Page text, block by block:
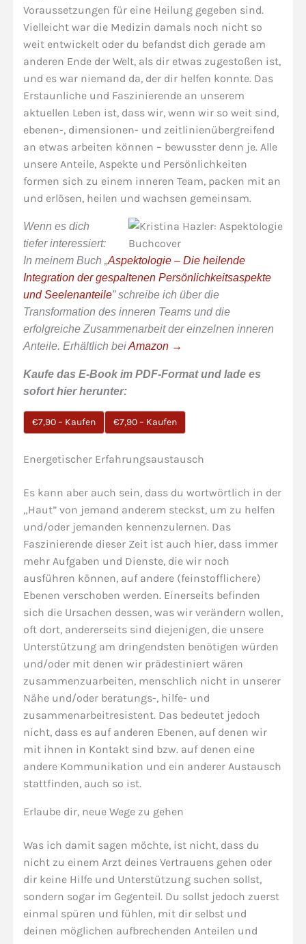
Voraussetzungen für eine Heilung gegeben sind.
Vielleicht war die Medizin damals noch nicht so
weit entwickelt oder du befandst dich gerade am
anderen Ende der Welt, als dir etwas zugestoßen ist,
und es war niemand da, der dir helfen konnte. Das
Erstaunliche und Faszinierende an unserem
aktuellen Leben ist, dass wir, wenn wir so weit sind,
ebenen-, dimensionen- und zeitlinienübergreifend
an etwas arbeiten können – bewusster denn je. Alle
unsere Anteile, Aspekte und Persönlichkeiten
formen sich zu einem inneren Team, packen mit an
und erlösen, heilen und wachsen gemeinsam.
Wenn es dich
tiefer interessiert:
In meinem Buch „Aspektologie – Die heilende
Integration der gespaltenen Persönlichkeitsaspekte
und Seelenanteile” schreibe ich über die
Transformation des inneren Teams und die
erfolgreiche Zusammenarbeit der einzelnen inneren
Anteile. Erhältlich beiAmazon →
Kaufe das E-Book im PDF-Format und lade es
sofort hier herunter:
€7,90 – Kaufen
Energetischer Erfahrungsaustausch
Es kann aber auch sein, dass du wortwörtlich in der
„Haut” von jemand anderem steckst, um zu helfen
und/oder jemanden kennenzulernen. Das
Faszinierende dieser Zeit ist auch hier, dass immer
mehr Aufgaben und Dienste, die wir noch
ausführen können, auf andere (feinstofflichere)
Ebenen verschoben werden. Einerseits befinden
sich die Ursachen dessen, was wir verändern wollen,
oft dort, andererseits sind diejenigen, die unsere
Unterstützung am dringendsten benötigen würden
und/oder mit denen wir prädestiniert wären
zusammenzuarbeiten, menschlich nicht in unserer
Nähe und/oder beratungs-, hilfe- und
zusammenarbeitresistent. Das bedeutet jedoch
nicht, dass es auf anderen Ebenen, auf denen wir
mit ihnen in Kontakt sind bzw. auf denen eine
andere Kommunikation und ein anderer Austausch
stattfinden, auch so ist.
Erlaube dir, neue Wege zu gehen
Was ich damit sagen möchte, ist nicht, dass du
nicht zu einem Arzt deines Vertrauens gehen oder
dir keine Hilfe und Unterstützung suchen sollst,
sondern sogar im Gegenteil. Du sollst jedoch zuerst
einmal spüren und fühlen, mit dir selbst und
deinen möglichen aufbrechenden Anteilen und